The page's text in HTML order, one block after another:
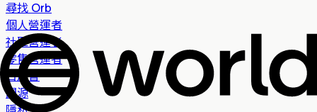
尋找 Orb
個人營運者
社區營運者
零售營運者
白皮書
開源